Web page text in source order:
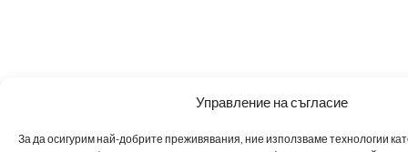
Управление на съгласие
За да осигурим най-добрите преживявания, ние използваме технологии